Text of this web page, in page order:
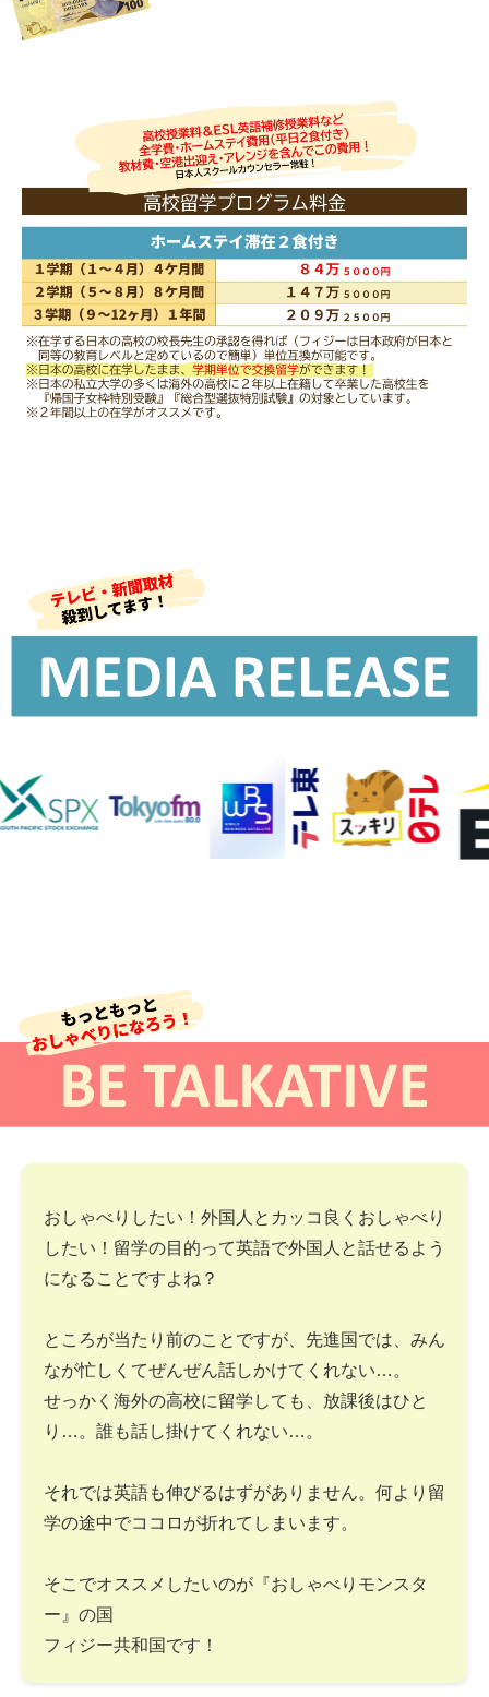
おしゃべりしたい！外国人とカッコ良くおしゃべり
したい！留学の目的って英語で外国人と話せるよう
になることですよね？
ところが当たり前のことですが、先進国では、みん
なが忙しくてぜんぜん話しかけてくれない…。
せっかく海外の高校に留学しても、放課後はひと
り…。誰も話し掛けてくれない…。
それでは英語も伸びるはずがありません。何より留
学の途中でココロが折れてしまいます。
そこでオススメしたいのが『おしゃべりモンスタ
ー』の国
フィジー共和国です！